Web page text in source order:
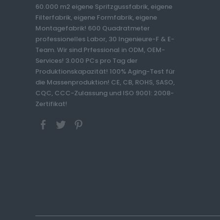
60.000 m2 eigene Spritzgussfabrik, eigene
Filterfabrik, eigene Formfabrik, eigene
Montagefabrik! 600 Quadratmeter
professionelles Labor, 30 Ingenieure-F & E-
Team. Wir sind Prfessional in ODM, OEM-
Services! 3.000 PCs pro Tag der
Produktionskapazität! 100% Aging-Test für
die Massenproduktion! CE, CB, ROHS, SASO,
CQC, CCC-Zulassung und ISO 9001: 2008-
Zertifikat!